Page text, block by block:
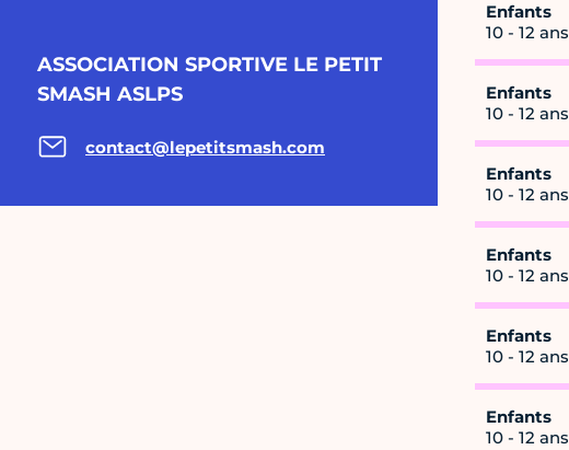
ASSOCIATION SPORTIVE LE PETIT
SMASH ASLPS
contact@lepetitsmash.com
Enfants
10 - 12 ans
Enfants
10 - 12 ans
Enfants
10 - 12 ans
Enfants
10 - 12 ans
Enfants
10 - 12 ans
Enfants
10 - 12 ans